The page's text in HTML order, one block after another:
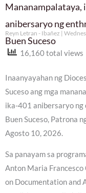
Mananampalataya,
anibersaryo ng
Buen Suceso
Reyn Letran - Ibañez
16,160 total views
Inaanyayahan ng
Suceso ang mga
ika-401 anibersaryo ng
Buen Suceso, Patrona
Agosto 10, 2026.
Sa panayam sa
Anton Maria
on Documentation and